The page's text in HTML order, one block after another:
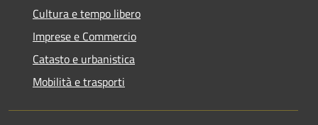
Cultura e tempo libero
Imprese e Commercio
Catasto e urbanistica
Mobilità e trasporti